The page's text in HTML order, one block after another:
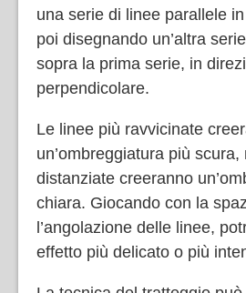
una serie di linee parallele
poi disegnando un’altra
sopra la prima serie, in
perpendicolare.
Le linee più ravvicinate
un’ombreggiatura più
distanziate creeranno
chiara. Giocando con la
l’angolazione delle linee,
effetto più delicato o più